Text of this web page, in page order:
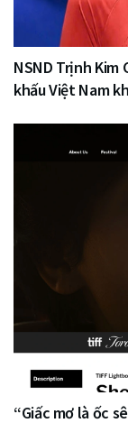
NSND Trịnh Kim
khấu Việt Nam
“Giấc mơ là ốc